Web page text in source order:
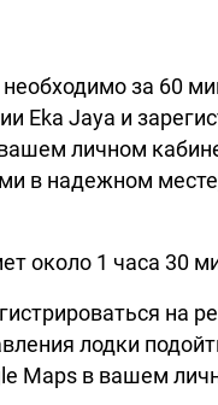
за 60
Eka Jaya и
личном
в надежном
около 1 часа 30
на
лодки
Maps в вашем